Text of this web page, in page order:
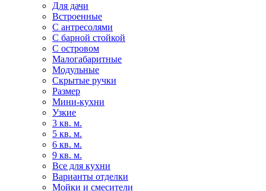
Для дачи
Встроенные
С антресолями
С барной стойкой
С островом
Малогабаритные
Модульные
Скрытые ручки
Размер
Мини-кухни
Узкие
3 кв. м.
5 кв. м.
6 кв. м.
9 кв. м.
Все для кухни
Варианты отделки
Мойки и смесители